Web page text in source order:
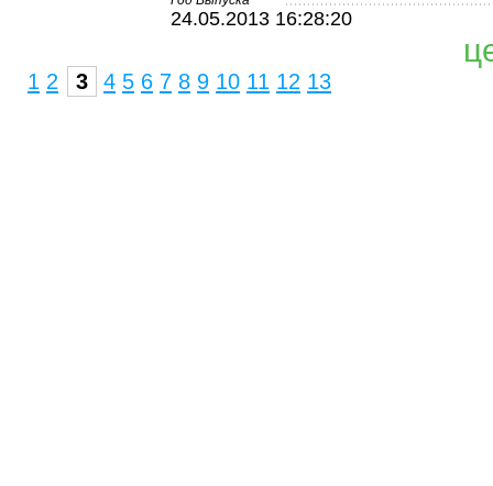
24.05.2013 16:28:20
1 2 3 4 5 6 7 8 9 10 11 12 13